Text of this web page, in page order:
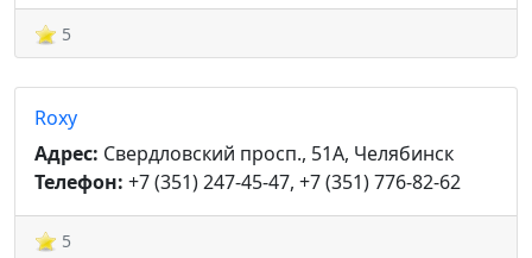
5
Roxy
Адрес: Свердловский просп., 51А, Челябинск
Телефон: +7 (351) 247-45-47, +7 (351) 776-82-62
5